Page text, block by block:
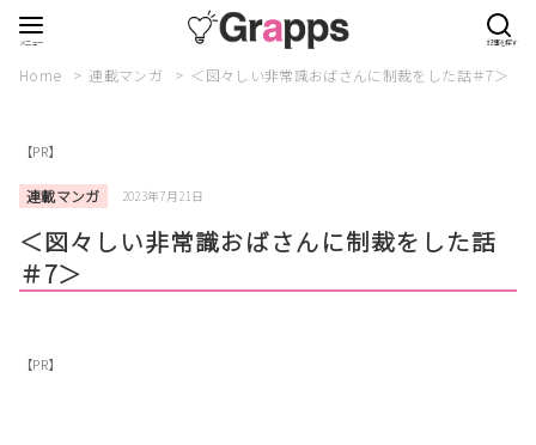
Home 連載マンガ ＜図々しい非常識おばさんに制裁をした話＃7＞
【PR】
連載マンガ 2023年7月21日
＜図々しい非常識おばさんに制裁をした話
＃7＞
【PR】